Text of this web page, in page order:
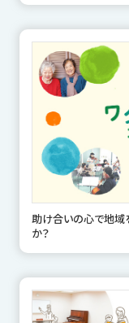
助け合いの心で地域
か？